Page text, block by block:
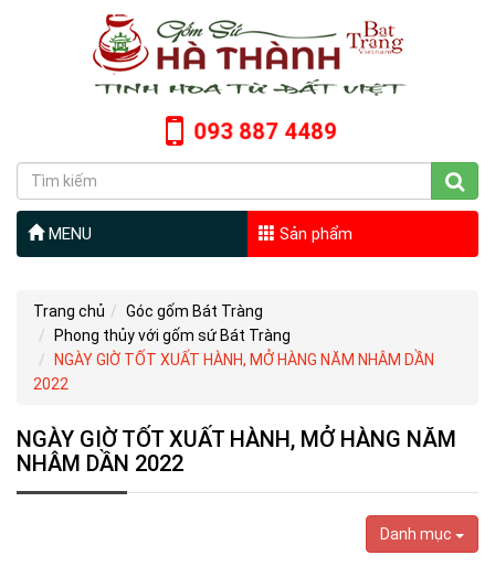
093 887 4489
MENU Sản phẩm
Trang chủ
Góc gốm Bát Tràng
Phong thủy với gốm sứ Bát Tràng
NGÀY GIỜ TỐT XUẤT HÀNH, MỞ HÀNG NĂM NHÂM DẦN
2022
NGÀY GIỜ TỐT XUẤT HÀNH, MỞ HÀNG NĂM
NHÂM DẦN 2022
Danh mục